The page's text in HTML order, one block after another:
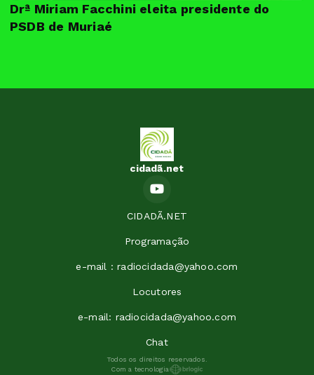
Drª Miriam Facchini eleita presidente do
PSDB de Muriaé
cidadã.net
CIDADÃ.NET
Programação
e-mail : radiocidada@yahoo.com
Locutores
e-mail: radiocidada@yahoo.com
Chat
Todos os direitos reservados.
Com a tecnologia